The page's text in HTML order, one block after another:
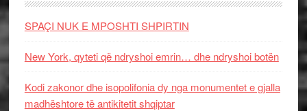
SPAÇI NUK E MPOSHTI SHPIRTIN
New York, qyteti që ndryshoi emrin… dhe ndryshoi botën
Kodi zakonor dhe isopolifonia dy nga monumentet e gjalla
madhështore të antikitetit shqiptar